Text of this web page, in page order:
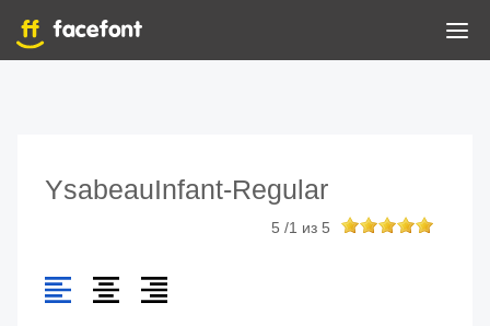
YsabeauInfant-Regular
5 /1 из 5